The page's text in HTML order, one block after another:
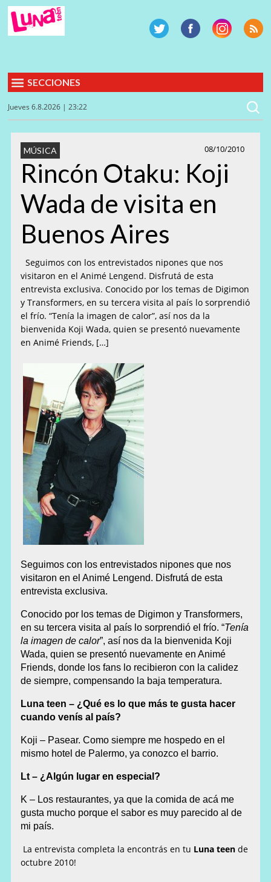
SECCIONES
Jueves 6.8.2026 | 23:22
08/10/2010
MÚSICA
Rincón Otaku: Koji
Wada de visita en
Buenos Aires
Seguimos con los entrevistados nipones que nos
visitaron en el Animé Lengend. Disfrutá de esta
entrevista exclusiva. Conocido por los temas de Digimon
y Transformers, en su tercera visita al país lo sorprendió
el frío. “Tenía la imagen de calor”, así nos da la
bienvenida Koji Wada, quien se presentó nuevamente
en Animé Friends, […]
Seguimos con los entrevistados nipones que nos
visitaron en el Animé Lengend. Disfrutá de esta
entrevista exclusiva.
Conocido por los temas de Digimon y Transformers,
en su tercera visita al país lo sorprendió el frío. “Tenía
la imagen de calor”, así nos da la bienvenida Koji
Wada, quien se presentó nuevamente en Animé
Friends, donde los fans lo recibieron con la calidez
de siempre, compensando la baja temperatura.
Luna teen – ¿Qué es lo que más te gusta hacer
cuando venís al país?
Koji – Pasear. Como siempre me hospedo en el
mismo hotel de Palermo, ya conozco el barrio.
Lt – ¿Algún lugar en especial?
K – Los restaurantes, ya que la comida de acá me
gusta mucho porque el sabor es muy parecido al de
mi país.
La entrevista completa la encontrás en tu Luna teen de
octubre 2010!